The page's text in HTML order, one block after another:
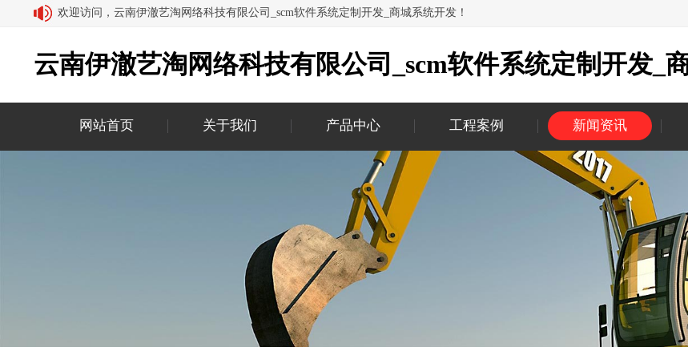
欢迎访问，云南伊澈艺淘网络科技有限公司_scm软件系统定制开发_商城系统开发！
云南伊澈艺淘网络科技有限公司_scm软件系统定制开发_
网站首页 关于我们 产品中心 工程案例 新闻资讯